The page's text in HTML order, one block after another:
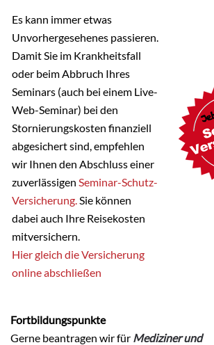
Es kann immer etwas
Unvorhergesehenes passieren.
Damit Sie im Krankheitsfall
oder beim Abbruch Ihres
Seminars (auch bei einem Live-
Web-Seminar) bei den
Stornierungskosten finanziell
abgesichert sind, empfehlen
wir Ihnen den Abschluss einer
zuverlässigen Seminar-Schutz-
Versicherung.Sie können
dabei auch Ihre Reisekosten
mitversichern.
Hier gleich die Versicherung
online abschließen
Fortbildungspunkte
Gerne beantragen wir für Mediziner und